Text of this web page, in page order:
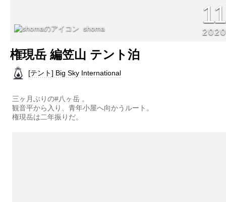
shoma 2020
権現岳 編笠山 テント泊
[テント] Big Sky International
三ヶ月ぶりの#八ヶ岳 。
観音平から入り、青年小屋へ向かうルート。
権現岳は二年振りだ。